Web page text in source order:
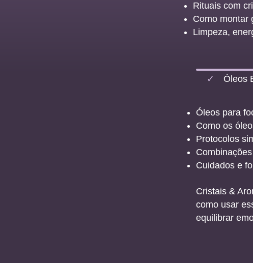
Rituais com
Como montar
Limpeza,
Óleos
✓
Óleos para
Como os
Protocolos
Cuidados e
Cristais &
como usar
equilibrar